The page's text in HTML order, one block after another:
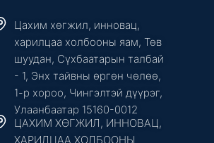
Цахим хөгжил, инновац,
харилцаа холбооны яам, Төв
шуудан, Сүхбаатарын талбай
- 1, Энх тайвны өргөн чөлөө,
1-р хороо, Чингэлтэй дүүрэг,
Улаанбаатар 15160-0012
ЦАХИМ ХӨГЖИЛ, ИННОВАЦ,
ХАРИЛЦАА ХОЛБООНЫ